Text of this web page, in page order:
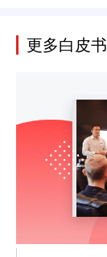
更多白皮书